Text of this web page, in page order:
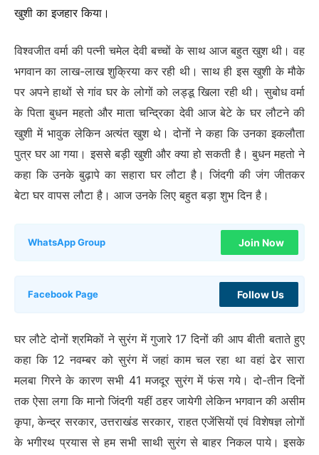
खुशी का इजहार किया।
विश्वजीत वर्मा की पत्नी चमेल देवी बच्चों के साथ आज बहुत खुश थी। वह
भगवान का लाख-लाख शुक्रिया कर रही थी। साथ ही इस खुशी के मौके
पर अपने हाथों से गांव घर के लोगों को लड्डू खिला रही थी। सुबोध वर्मा
के पिता बुधन महतो और माता चन्द्रिका देवी आज बेटे के घर लौटने की
खुशी में भावुक लेकिन अत्यंत खुश थे। दोनों ने कहा कि उनका इकलौता
पुत्र घर आ गया। इससे बड़ी खुशी और क्या हो सकती है। बुधन महतो ने
कहा कि उनके बुढ़ापे का सहारा घर लौटा है। जिंदगी की जंग जीतकर
बेटा घर वापस लौटा है। आज उनके लिए बहुत बड़ा शुभ दिन है।
WhatsApp Group Join Now
Facebook Page Follow Us
घर लौटे दोनों श्रमिकों ने सुरंग में गुजारे 17 दिनों की आप बीती बताते हुए
कहा कि 12 नवम्बर को सुरंग में जहां काम चल रहा था वहां ढेर सारा
मलबा गिरने के कारण सभी 41 मजदूर सुरंग में फंस गये। दो-तीन दिनों
तक ऐसा लगा कि मानो जिंदगी यहीं ठहर जायेगी लेकिन भगवान की असीम
कृपा, केन्द्र सरकार, उत्तराखंड सरकार, राहत एजेंसियों एवं विशेषज्ञ लोगों
के भगीरथ प्रयास से हम सभी साथी सुरंग से बाहर निकल पाये। इसके